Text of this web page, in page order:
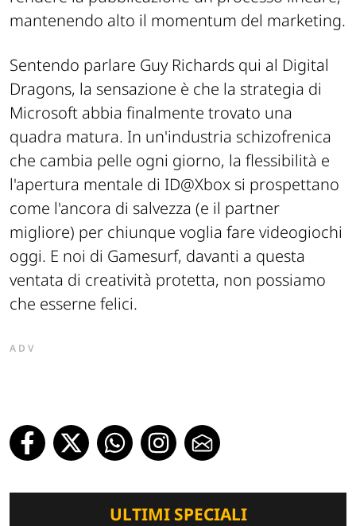
mantenendo alto il momentum del marketing.
Sentendo parlare Guy Richards qui al Digital
Dragons, la sensazione è che la strategia di
Microsoft abbia finalmente trovato una
quadra matura. In un'industria schizofrenica
che cambia pelle ogni giorno, la flessibilità e
l'apertura mentale di ID@Xbox si prospettano
come l'ancora di salvezza (e il partner
migliore) per chiunque voglia fare videogiochi
oggi. E noi di Gamesurf, davanti a questa
ventata di creatività protetta, non possiamo
che esserne felici.
ADV
ULTIMI SPECIALI